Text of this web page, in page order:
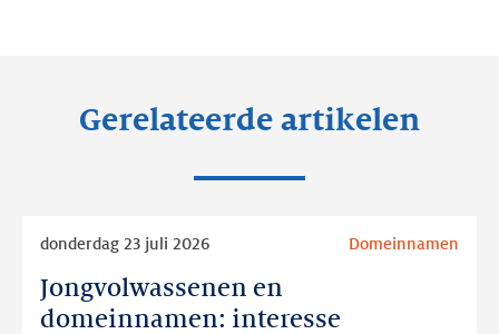
Gerelateerde artikelen
Jongvolwassenen en
domeinnamen: interesse
donderdag 23 juli 2026 Domeinnamen
Jongvolwassenen